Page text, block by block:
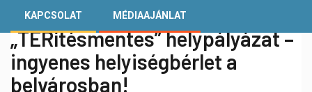
KAPCSOLAT MÉDIAAJÁNLAT
„TÉRítésmentes” helypályázat –
ingyenes helyiségbérlet a
belvárosban!